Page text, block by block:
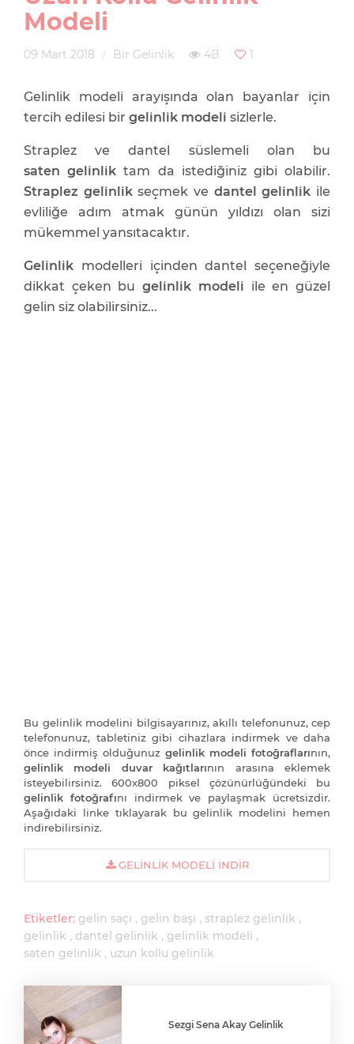
Modeli
09 Mart 2018 Bir Gelinlik 4B 1
Gelinlik modeli arayışında olan bayanlar için
tercih edilesi bir gelinlik modeli sizlerle.
Straplez ve dantel süslemeli olan bu
saten gelinlik tam da istediğiniz gibi olabilir.
Straplez gelinlikseçmek ve dantel gelinlik ile
evliliğe adım atmak günün yıldızı olan sizi
mükemmel yansıtacaktır.
Gelinlik modelleri içinden dantel seçeneğiyle
dikkat çeken bugelinlik modeli ile en güzel
gelin siz olabilirsiniz...
Bu gelinlik modelini bilgisayarınız, akıllı telefonunuz, cep
telefonunuz, tabletiniz gibi cihazlara indirmek ve daha
önce indirmiş olduğunuz gelinlik modeli fotoğraflarının,
gelinlik modeli duvar kağıtlarının arasına eklemek
isteyebilirsiniz. 600x800 piksel çözünürlüğündeki bu
gelinlik fotoğrafını indirmek ve paylaşmak ücretsizdir.
Aşağıdaki linke tıklayarak bu gelinlik modelini hemen
indirebilirsiniz.
GELINLIK MODELI İNDIR
Etiketler: gelin saçı gelin başı
straplez gelinlik
gelinlik
dantel gelinlik
gelinlik modeli
saten gelinlik
uzun kollu gelinlik
Sezgi Sena Akay Gelinlik